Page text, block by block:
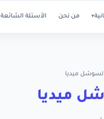
▾ من نحن الأسئلة الشائعة
ميديا
ميديا